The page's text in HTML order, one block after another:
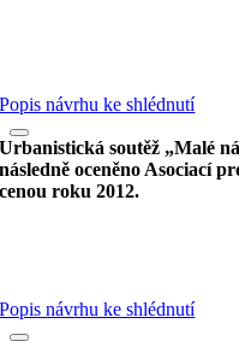
Popis návrhu ke shlédnutí
Urbanistická soutěž „Malé
následně oceněno Asociací
cenou roku 2012.
Popis návrhu ke shlédnutí